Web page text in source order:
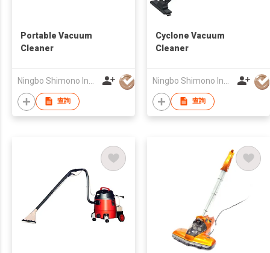
Portable Vacuum
Cleaner
查詢
Cyclone Vacuum
Cleaner
查詢